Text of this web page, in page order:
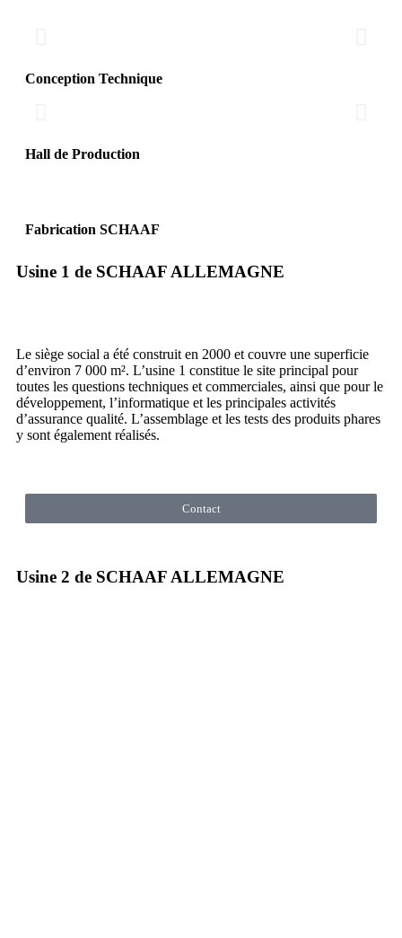
Conception Technique
Hall de Production
Fabrication SCHAAF
Usine 1 de SCHAAF ALLEMAGNE
Le siège social a été construit en 2000 et couvre une superficie
d’environ 7 000 m². L’usine 1 constitue le site principal pour
toutes les questions techniques et commerciales, ainsi que pour le
développement, l’informatique et les principales activités
d’assurance qualité. L’assemblage et les tests des produits phares
y sont également réalisés.
Contact
Usine 2 de SCHAAF ALLEMAGNE